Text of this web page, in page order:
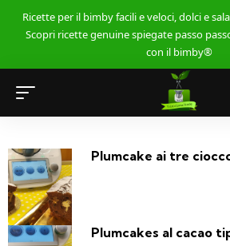
Ricette per il bimby facili e veloci, dolci e
Scopri ricette genuine spiegate passo
con il bimby®
Plumcake ai tre
Plumcakes al cacao